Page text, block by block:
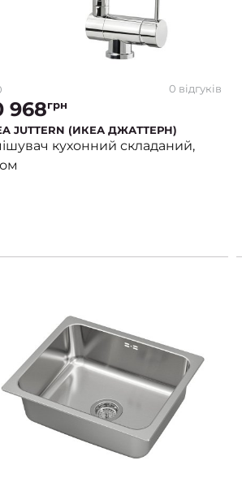
0 відгуків
968грн
JUTTERN (ИКЕА ДЖАТТЕРН)
кухонний складаний,